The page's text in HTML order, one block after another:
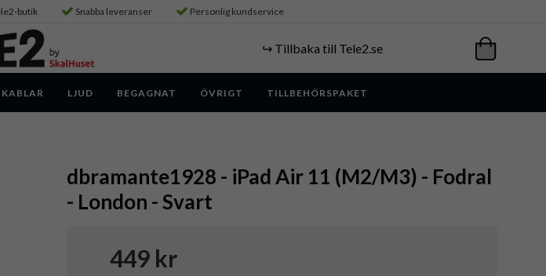
butik Snabba leveranser Personlig kundservice
↪️ Tillbaka till Tele2.se
LJUD BEGAGNAT ÖVRIGT TILLBEHÖRSPAKET
dbramante1928 - iPad Air 11 (M2/M3) - Fodral
- London - Svart
449 kr